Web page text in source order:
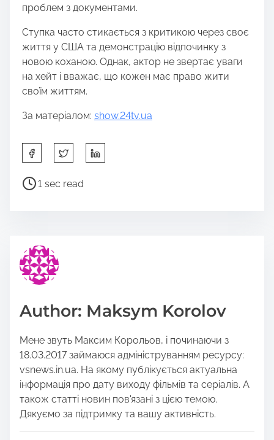
проблем з документами.
Ступка часто стикається з критикою через своє
життя у США та демонстрацію відпочинку з
новою коханою. Однак, актор не звертає уваги
на хейт і вважає, що кожен має право жити
своїм життям.
За матеріалом: show.24tv.ua
h
a
s
p
s
o
n
:
P
o
e
a
d
i
e
1 sec read
Author: Maksym Korolov
Мене звуть Максим Корольов, і починаючи з
18.03.2017 займаюся адмініструванням ресурсу:
vsnews.in.ua. На якому публікується актуальна
інформація про дату виходу фільмів та серіалів. А
також статті новин пов'язані з цією темою.
Дякуємо за підтримку та вашу активність.